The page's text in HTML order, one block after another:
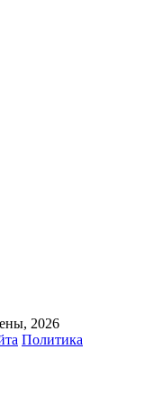
2026
Политика